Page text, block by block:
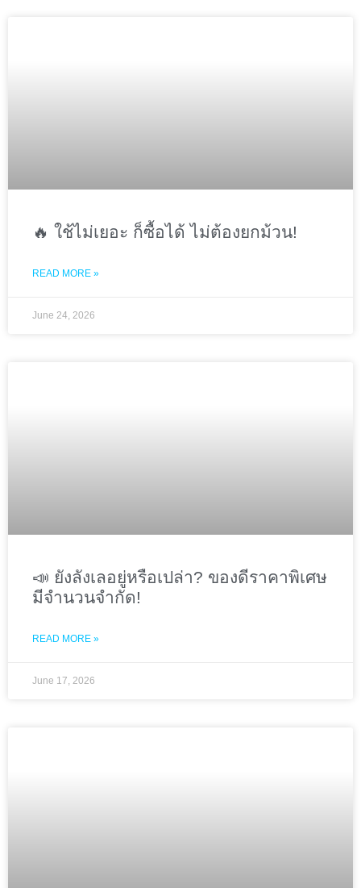
🔥 ใช้ไม่เยอะ ก็ซื้อได้ ไม่ต้องยกม้วน!
READ MORE »
June 24, 2026
📣 ยังลังเลอยู่หรือเปล่า? ของดีราคาพิเศษ
มีจำนวนจำกัด!
READ MORE »
June 17, 2026